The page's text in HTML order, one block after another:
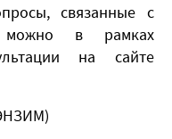
связанные с
можно в рамках
на сайте